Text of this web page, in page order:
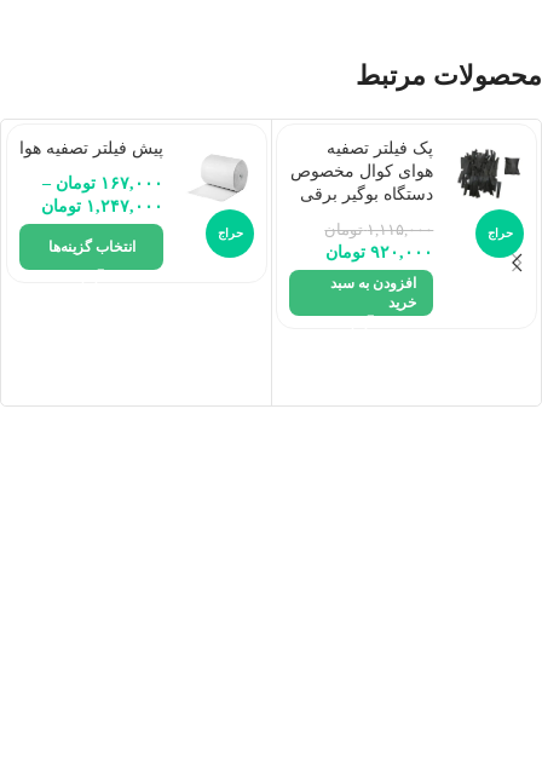
محصولات مرتبط
حراج
پک فیلتر تصفیه
هوای کوال مخصوص
دستگاه بوگیر برقی
۱,۱۱۵,۰۰۰ تومان
۹۲۰,۰۰۰ تومان
افزودن به سبد
خرید
حراج
پیش فیلتر تصفیه هوا
۱۶۷,۰۰۰ تومان –
۱,۲۴۷,۰۰۰ تومان
انتخاب گزینه‌ها